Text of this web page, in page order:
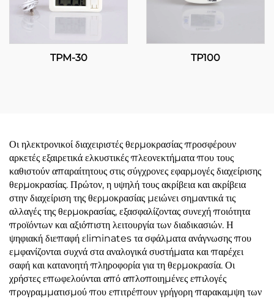
TPM-30 TP100
Οι ηλεκτρονικοί διαχειριστές θερμοκρασίας προσφέρουν
αρκετές εξαιρετικά ελκυστικές πλεονεκτήματα που τους
καθιστούν απαραίτητους στις σύγχρονες εφαρμογές διαχείρισης
θερμοκρασίας. Πρώτον, η υψηλή τους ακρίβεια και ακρίβεια
στην διαχείριση της θερμοκρασίας μειώνει σημαντικά τις
αλλαγές της θερμοκρασίας, εξασφαλίζοντας συνεχή ποιότητα
προϊόντων και αξιόπιστη λειτουργία των διαδικασιών. Η
ψηφιακή διεπαφή εliminates τα σφάλματα ανάγνωσης που
εμφανίζονται συχνά στα αναλογικά συστήματα και παρέχει
σαφή και κατανοητή πληροφορία για τη θερμοκρασία. Οι
χρήστες επωφελούνται από απλοποιημένες επιλογές
προγραμματισμού που επιτρέπουν γρήγορη παρακαμψη των